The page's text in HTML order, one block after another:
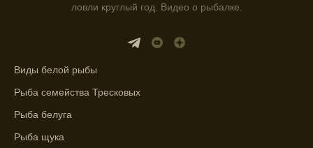
места для рыбалки.
Прогноз клева учитывает влияние лунных
фаз и погодных условий на активность
рыбы.
Узнайте вероятности успешной ловли на
График клева рыбы зависит от фаз луны и
ловли круглый год. Видео о рыбалке.
Виды белой рыбы
Рыба семейства Тресковых
Рыба белуга
Рыба щука